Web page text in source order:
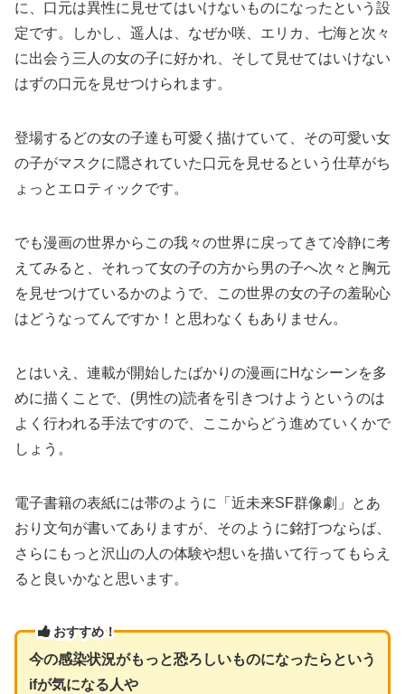
に、口元は異性に見せてはいけないものになったという設
定です。しかし、遥人は、なぜか咲、エリカ、七海と次々
に出会う三人の女の子に好かれ、そして見せてはいけない
はずの口元を見せつけられます。
登場するどの女の子達も可愛く描けていて、その可愛い女
の子がマスクに隠されていた口元を見せるという仕草がち
ょっとエロティックです。
でも漫画の世界からこの我々の世界に戻ってきて冷静に考
えてみると、それって女の子の方から男の子へ次々と胸元
を見せつけているかのようで、この世界の女の子の羞恥心
はどうなってんですか！と思わなくもありません。
とはいえ、連載が開始したばかりの漫画にHなシーンを多
めに描くことで、(男性の)読者を引きつけようというのは
よく行われる手法ですので、ここからどう進めていくかで
しょう。
電子書籍の表紙には帯のように「近未来SF群像劇」とあ
おり文句が書いてありますが、そのように銘打つならば、
さらにもっと沢山の人の体験や想いを描いて行ってもらえ
ると良いかなと思います。
おすすめ！
今の感染状況がもっと恐ろしいものになったらという
ifが気になる人や